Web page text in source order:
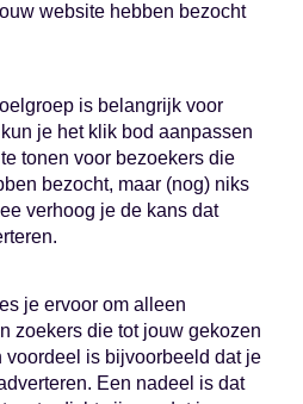
website hebben bezocht
is belangrijk voor
je het klik bod aanpassen
tonen voor bezoekers die
bezocht, maar (nog) niks
verhoog je de kans dat
je ervoor om alleen
zoekers die tot jouw gekozen
is bijvoorbeeld dat je
Een nadeel is dat